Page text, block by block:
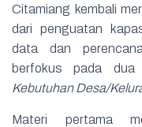
Citamiang kembali
dari penguatan
data dan
berfokus pada
Kebutuhan Desa/
Materi pertama